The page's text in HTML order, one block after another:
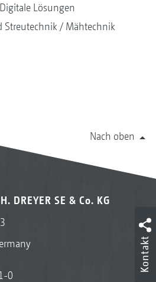
Lösungen
Streutechnik
Mähtechnik
Nach oben
DREYER SE & Co. KG
0
Kontakt